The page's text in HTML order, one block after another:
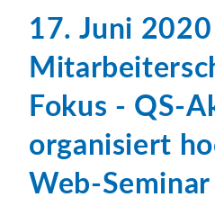
17. Juni
Fokus - QS-
organisiert
Web-Seminar